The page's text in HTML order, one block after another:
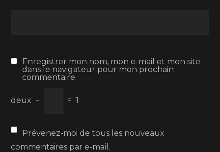
Enregistrer mon nom, mon e-mail et mon site
dans le navigateur pour mon prochain
commentaire.
deux − = 1
Prévenez-moi de tous les nouveaux
commentaires par e-mail.